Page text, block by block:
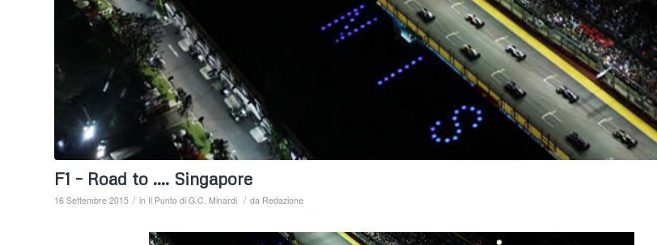
F1 – Road to …. Singapore
16 Settembre 2015 / in Il Punto di G.C. Minardi / da Redazione